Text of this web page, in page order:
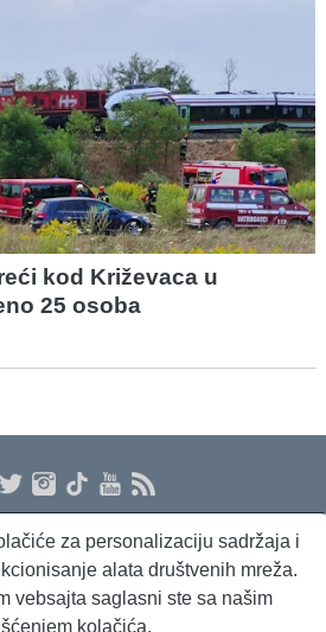
kod Križevaca u
25 osoba
Politika privatnosti Kontakt RSS
evropski servis
za personalizaciju sadržaja i
alata društvenih mreža.
vebsajta saglasni ste sa našim
kolačića.